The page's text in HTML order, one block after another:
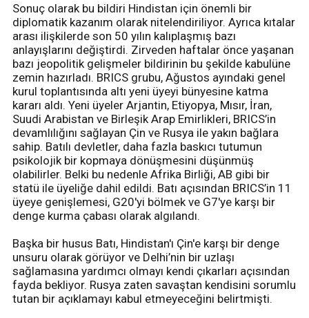
Sonuç olarak bu bildiri Hindistan için önemli bir
diplomatik kazanım olarak nitelendiriliyor. Ayrıca kıtalar
arası ilişkilerde son 50 yılın kalıplaşmış bazı
anlayışlarını değiştirdi. Zirveden haftalar önce yaşanan
bazı jeopolitik gelişmeler bildirinin bu şekilde kabulüne
zemin hazırladı. BRICS grubu, Ağustos ayındaki genel
kurul toplantısında altı yeni üyeyi bünyesine katma
kararı aldı. Yeni üyeler Arjantin, Etiyopya, Mısır, İran,
Suudi Arabistan ve Birleşik Arap Emirlikleri, BRICS’in
devamlılığını sağlayan Çin ve Rusya ile yakın bağlara
sahip. Batılı devletler, daha fazla baskıcı tutumun
psikolojik bir kopmaya dönüşmesini düşünmüş
olabilirler. Belki bu nedenle Afrika Birliği, AB gibi bir
statü ile üyeliğe dahil edildi. Batı açısından BRICS’in 11
üyeye genişlemesi, G20'yi bölmek ve G7'ye karşı bir
denge kurma çabası olarak algılandı.
Başka bir husus Batı, Hindistan'ı Çin'e karşı bir denge
unsuru olarak görüyor ve Delhi’nin bir uzlaşı
sağlamasına yardımcı olmayı kendi çıkarları açısından
fayda bekliyor. Rusya zaten savaştan kendisini sorumlu
tutan bir açıklamayı kabul etmeyeceğini belirtmişti.